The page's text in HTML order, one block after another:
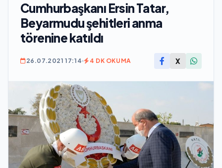
Cumhurbaşkanı Ersin Tatar,
Beyarmudu şehitleri anma
törenine katıldı
26.07.2021 17:14 4 DK OKUMA X